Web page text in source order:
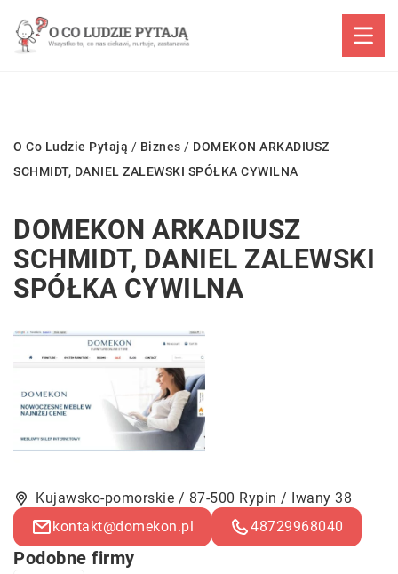
O Co Ludzie Pytają / Biznes / DOMEKON ARKADIUSZ
SCHMIDT, DANIEL ZALEWSKI SPÓŁKA CYWILNA
DOMEKON ARKADIUSZ
SCHMIDT, DANIEL ZALEWSKI
SPÓŁKA CYWILNA
Kujawsko-pomorskie / 87-500 Rypin / Iwany 38
kontakt@domekon.pl
48729968040
Podobne firmy